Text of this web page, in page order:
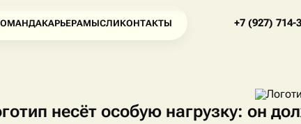
КАРЬЕРАМЫСЛИКОНТАКТЫ +7 (927) 714-3
несёт особую нагрузку: он